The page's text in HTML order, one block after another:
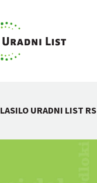
LASILO URADNI LIST RS